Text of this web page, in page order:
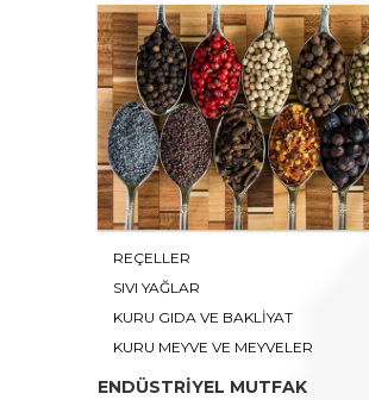
REÇELLER
SIVI YAĞLAR
KURU GIDA VE BAKLİYAT
KURU MEYVE VE MEYVELER
ENDÜSTRİYEL MUTFAK